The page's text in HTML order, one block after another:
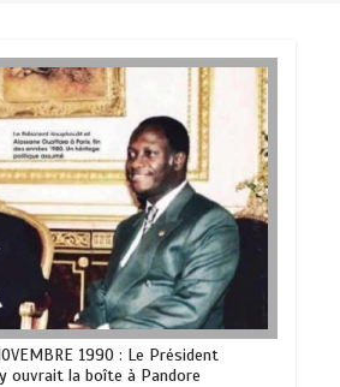
1990 : Le Président
ouvrait la boîte à Pandore